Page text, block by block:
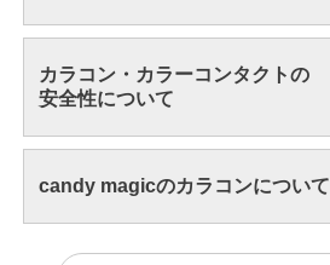
カラコン・カラーコンタクトの
安全性について
candy magicのカラコンについて